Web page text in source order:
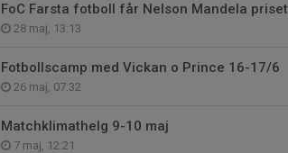
FoC Farsta fotboll får Nelson Mandela priset
28 maj, 13:13
Fotbollscamp med Vickan o Prince 16-17/6
26 maj, 07:32
Matchklimathelg 9-10 maj
7 maj, 12:21